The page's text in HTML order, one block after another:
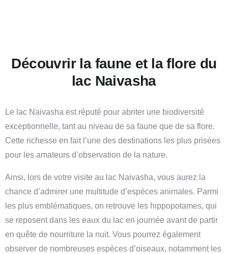
Découvrir la faune et la flore du
lac Naivasha
Le lac Naivasha est réputé pour abriter une biodiversité
exceptionnelle, tant au niveau de sa faune que de sa flore.
Cette richesse en fait l’une des destinations les plus prisées
pour les amateurs d’observation de la nature.
Ainsi, lors de votre visite au lac Naivasha, vous aurez la
chance d’admirer une multitude d’espèces animales. Parmi
les plus emblématiques, on retrouve les hippopotames, qui
se reposent dans les eaux du lac en journée avant de partir
en quête de nourriture la nuit. Vous pourrez également
observer de nombreuses espèces d’oiseaux, notamment les